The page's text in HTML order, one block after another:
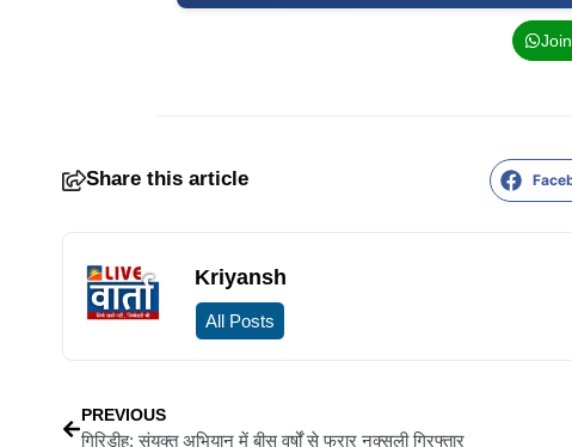
Share this article
Kriyansh
All Posts
PREVIOUS
गिरिडीह: संयुक्त अभियान में बीस वर्षों से फरार नक्सली गिरफ्तार